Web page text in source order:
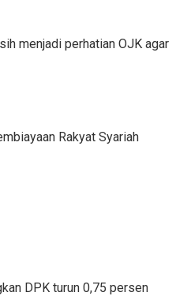
menjadi perhatian OJK agar
Rakyat Syariah
DPK turun 0,75 persen